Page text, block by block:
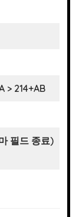
> 214+AB
필드 종료)